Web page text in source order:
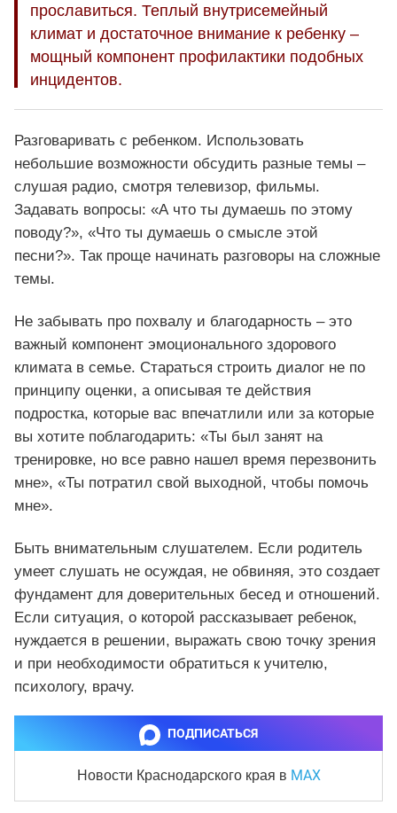
прославиться. Теплый внутрисемейный
климат и достаточное внимание к ребенку –
мощный компонент профилактики подобных
инцидентов.
Разговаривать с ребенком. Использовать
небольшие возможности обсудить разные темы –
слушая радио, смотря телевизор, фильмы.
Задавать вопросы: «А что ты думаешь по этому
поводу?», «Что ты думаешь о смысле этой
песни?». Так проще начинать разговоры на сложные
темы.
Не забывать про похвалу и благодарность – это
важный компонент эмоционального здорового
климата в семье. Стараться строить диалог не по
принципу оценки, а описывая те действия
подростка, которые вас впечатлили или за которые
вы хотите поблагодарить: «Ты был занят на
тренировке, но все равно нашел время перезвонить
мне», «Ты потратил свой выходной, чтобы помочь
мне».
Быть внимательным слушателем. Если родитель
умеет слушать не осуждая, не обвиняя, это создает
фундамент для доверительных бесед и отношений.
Если ситуация, о которой рассказывает ребенок,
нуждается в решении, выражать свою точку зрения
и при необходимости обратиться к учителю,
психологу, врачу.
ПОДПИСАТЬСЯ
Новости Краснодарского края в MAX